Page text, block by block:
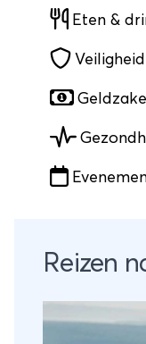
Eten &
Veiligheid
Reizen